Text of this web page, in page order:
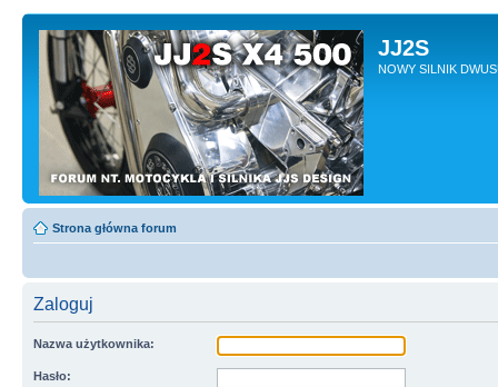
JJ2S
NOWY SILNIK
Strona główna forum
Zaloguj
Nazwa użytkownika:
Hasło: